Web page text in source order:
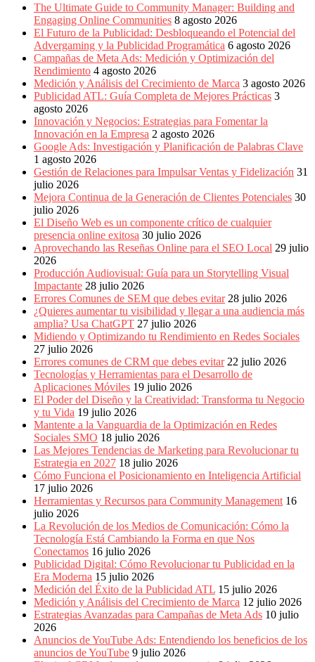
The Ultimate Guide to Community Manager: Building and
Engaging Online Communities 8 agosto 2026
El Futuro de la Publicidad: Desbloqueando el Potencial del
Advergaming y la Publicidad Programática 6 agosto 2026
Campañas de Meta Ads: Medición y Optimización del
Rendimiento 4 agosto 2026
Medición y Análisis del Crecimiento de Marca 3 agosto 2026
Publicidad ATL: Guía Completa de Mejores Prácticas 3
agosto 2026
Innovación y Negocios: Estrategias para Fomentar la
Innovación en la Empresa 2 agosto 2026
Google Ads: Investigación y Planificación de Palabras Clave
1 agosto 2026
Gestión de Relaciones para Impulsar Ventas y Fidelización 31
julio 2026
Mejora Continua de la Generación de Clientes Potenciales 30
julio 2026
El Diseño Web es un componente crítico de cualquier
presencia online exitosa 30 julio 2026
Aprovechando las Reseñas Online para el SEO Local 29 julio
2026
Producción Audiovisual: Guía para un Storytelling Visual
Impactante 28 julio 2026
Errores Comunes de SEM que debes evitar 28 julio 2026
¿Quieres aumentar tu visibilidad y llegar a una audiencia más
amplia? Usa ChatGPT 27 julio 2026
Midiendo y Optimizando tu Rendimiento en Redes Sociales
27 julio 2026
Errores comunes de CRM que debes evitar 22 julio 2026
Tecnologías y Herramientas para el Desarrollo de
Aplicaciones Móviles 19 julio 2026
El Poder del Diseño y la Creatividad: Transforma tu Negocio
y tu Vida 19 julio 2026
Mantente a la Vanguardia de la Optimización en Redes
Sociales SMO 18 julio 2026
Las Mejores Tendencias de Marketing para Revolucionar tu
Estrategia en 2027 18 julio 2026
Cómo Funciona el Posicionamiento en Inteligencia Artificial
17 julio 2026
Herramientas y Recursos para Community Management 16
julio 2026
La Revolución de los Medios de Comunicación: Cómo la
Tecnología Está Cambiando la Forma en que Nos
Conectamos 16 julio 2026
Publicidad Digital: Cómo Revolucionar tu Publicidad en la
Era Moderna 15 julio 2026
Medición del Éxito de la Publicidad ATL 15 julio 2026
Medición y Análisis del Crecimiento de Marca 12 julio 2026
Estrategias Avanzadas para Campañas de Meta Ads 10 julio
2026
Anuncios de YouTube Ads: Entendiendo los beneficios de los
anuncios de YouTube 9 julio 2026